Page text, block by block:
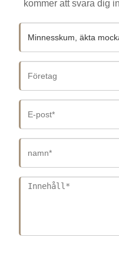
kommer att svara dig